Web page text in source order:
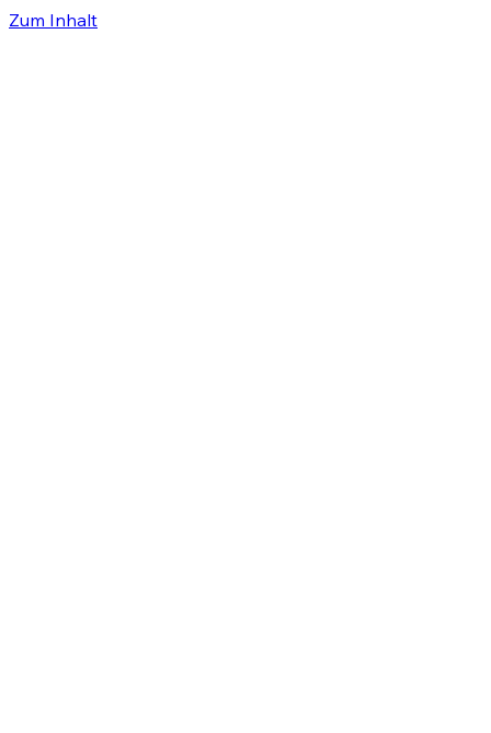
Zum Inhalt